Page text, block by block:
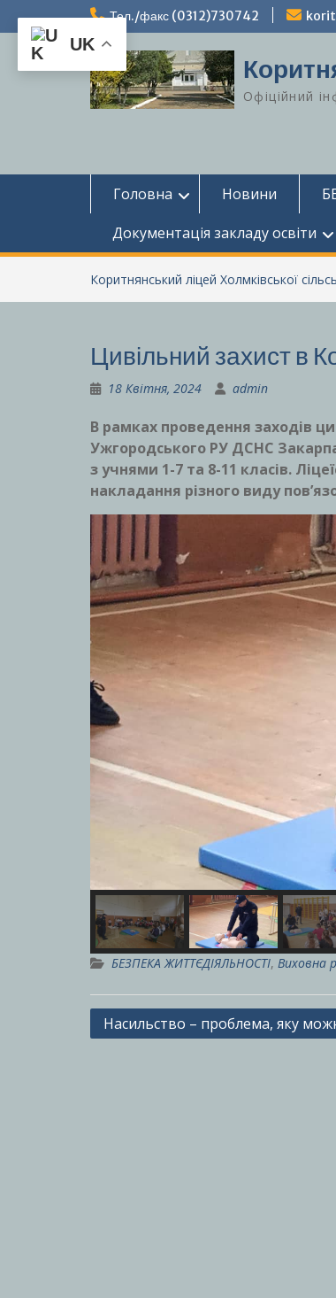
вмісту
Тел./факс (0312)730742
Офіційний
Головна Новини
Документація закладу освіти
Коритнянський ліцей Холмківської
Цивільний захист в
18 Квітня, 2024 admin
В рамках проведення заходів
Ужгородського РУ ДСНС
з учнями 1-7 та 8-11 класів.
накладання різного виду
БЕЗПЕКА ЖИТТЄДІЯЛЬНОСТІ, Виховна
Навігація
Насильство – проблема, яку
UK